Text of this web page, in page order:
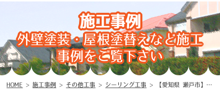
TEL
施工事例
外壁塗装・屋根塗替えなど施工
事例をご覧下さい
HOME > 施工事例 > その他工事 > シーリング工事 > 【愛知県 瀬戸市】外壁塗装 屋根塗装 付帯部塗装 シーリング工事 〇